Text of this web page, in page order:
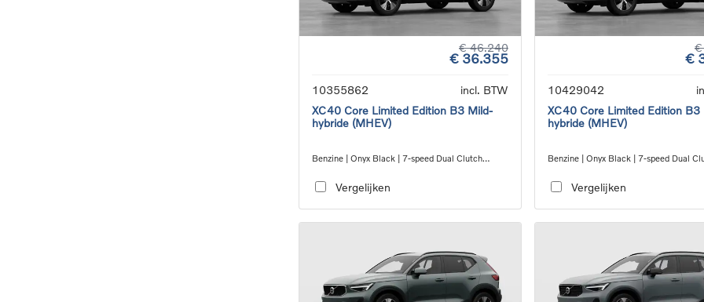
€ 46.240
€ 36.355
10355862
incl. BTW
XC40 Core Limited Edition B3 Mild-
hybride (MHEV)
Benzine | Onyx Black | 7-speed Dual Clutch
Vergelijken
€
€
10429042
XC40 Core Limited Edition B3
hybride (MHEV)
Benzine | Onyx Black | 7-speed Dual
Vergelijken